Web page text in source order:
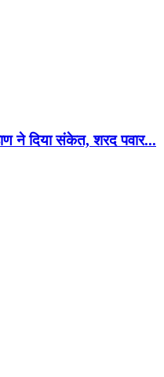
ने दिया संकेत, शरद पवार...